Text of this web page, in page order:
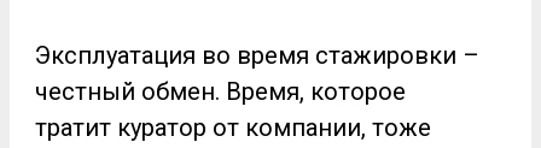
Эксплуатация во время стажировки –
честный обмен. Время, которое
тратит куратор от компании, тоже